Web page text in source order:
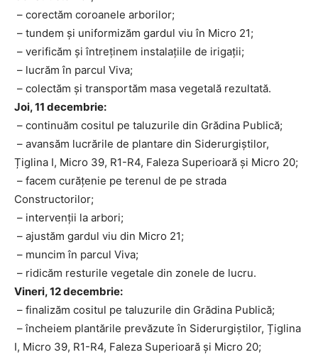
– corectăm coroanele arborilor;
– tundem și uniformizăm gardul viu în Micro 21;
– verificăm și întreținem instalațiile de irigații;
– lucrăm în parcul Viva;
– colectăm și transportăm masa vegetală rezultată.
Joi, 11 decembrie:
– continuăm cositul pe taluzurile din Grădina Publică;
– avansăm lucrările de plantare din Siderurgiștilor,
Țiglina I, Micro 39, R1-R4, Faleza Superioară și Micro 20;
– facem curățenie pe terenul de pe strada
Constructorilor;
– intervenții la arbori;
– ajustăm gardul viu din Micro 21;
– muncim în parcul Viva;
– ridicăm resturile vegetale din zonele de lucru.
Vineri, 12 decembrie:
– finalizăm cositul pe taluzurile din Grădina Publică;
– încheiem plantările prevăzute în Siderurgiștilor, Țiglina
I, Micro 39, R1-R4, Faleza Superioară și Micro 20;